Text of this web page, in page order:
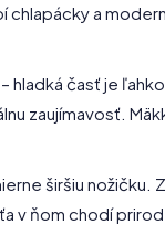
a
hladká časť je
zaujímavosť.
širšiu nožičku.
v ňom chodí